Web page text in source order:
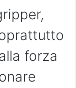
forza